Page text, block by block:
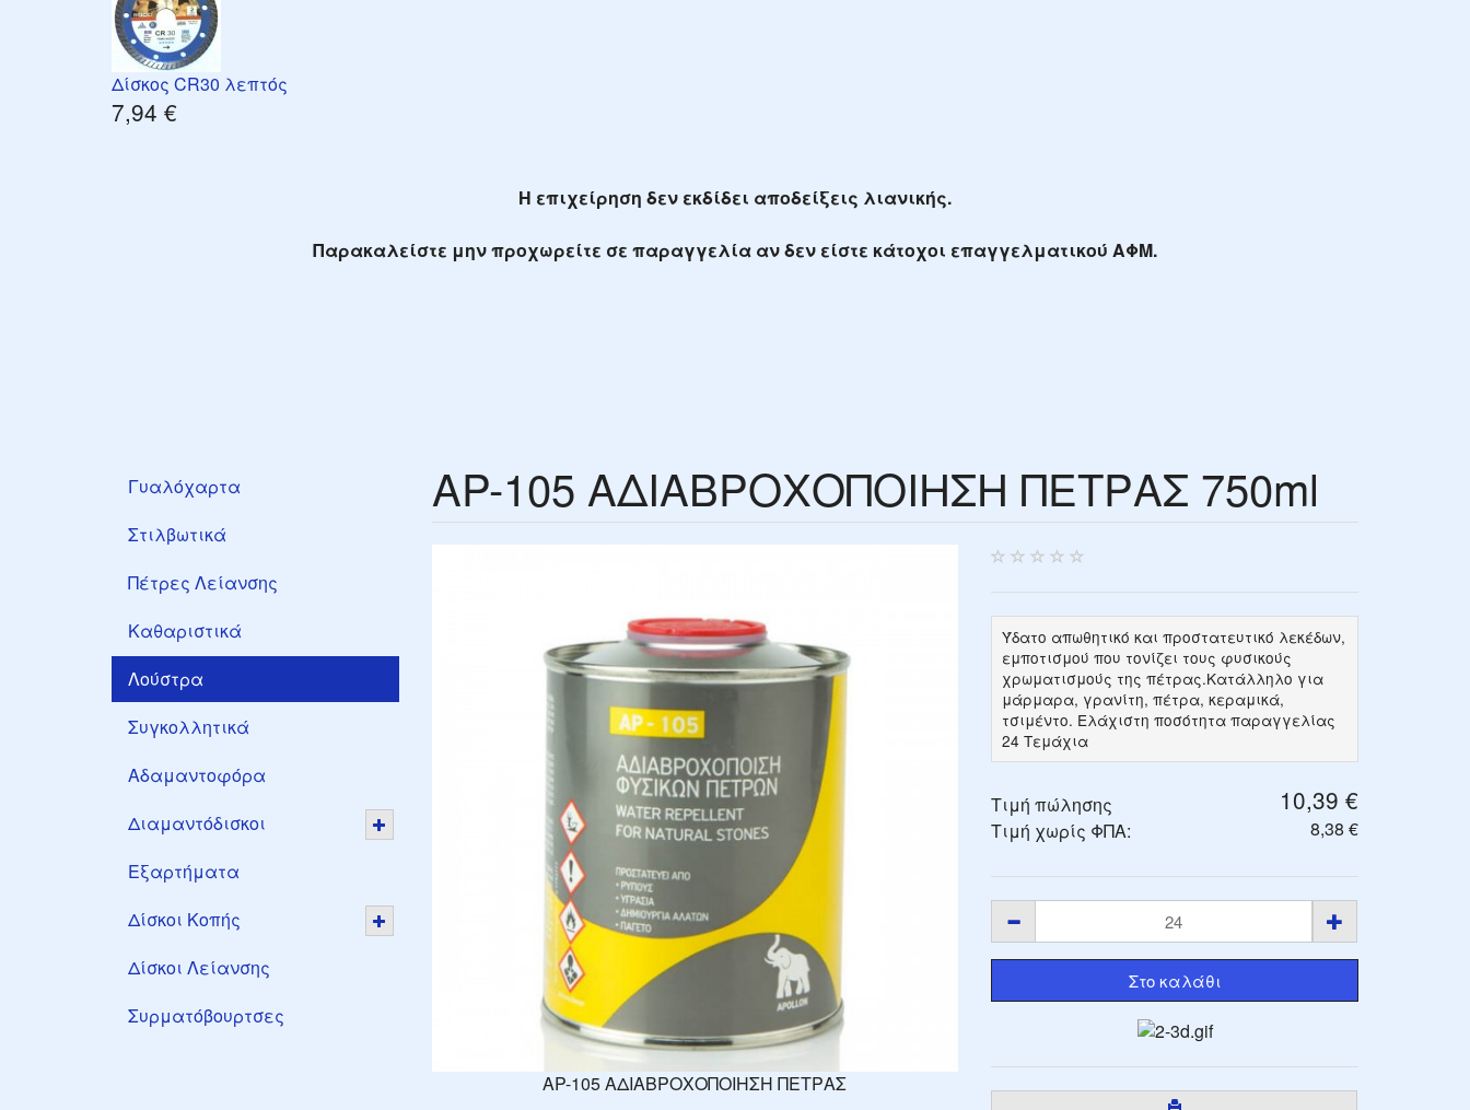
Δίσκος CR30 λεπτός
7,94 €
Η επιχείρηση δεν εκδίδει αποδείξεις λιανικής.
Παρακαλείστε μην προχωρείτε σε παραγγελία αν δεν είστε κάτοχοι επαγγελματικού ΑΦΜ.
AP-105 ΑΔΙΑΒΡΟΧΟΠΟΙΗΣΗ ΠΕΤΡΑΣ 750ml
AP-105 ΑΔΙΑΒΡΟΧΟΠΟΙΗΣΗ ΠΕΤΡΑΣ
Ύδατο απωθητικό και προστατευτικό λεκέδων,
εμποτισμού που τονίζει τους φυσικούς
χρωματισμούς της πέτρας.Κατάλληλο για
μάρμαρα, γρανίτη, πέτρα, κεραμικά,
τσιμέντο. Ελάχιστη ποσότητα παραγγελίας
24 Τεμάχια
Τιμή πώλησης 10,39 €
Τιμή χωρίς ΦΠΑ: 8,38 €
Γυαλόχαρτα
Στιλβωτικά
Πέτρες Λείανσης
Καθαριστικά
Λούστρα
Συγκολλητικά
Αδαμαντοφόρα
Διαμαντόδισκοι
Εξαρτήματα
Δίσκοι Κοπής
Δίσκοι Λείανσης
Συρματόβουρτσες